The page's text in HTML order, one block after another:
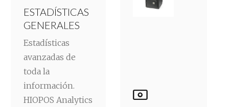
ESTADÍSTICAS
GENERALES
Estadísticas
avanzadas de
toda la
información.
HIOPOS Analytics
